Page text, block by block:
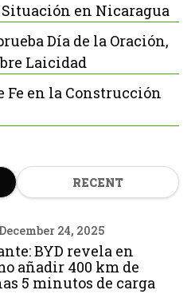
en Nicaragua
Día de la Oración,
Laicidad
Fe en la Construcción
RECENT
December 24, 2025
BYD revela en
añadir 400 km de
5 minutos de carga